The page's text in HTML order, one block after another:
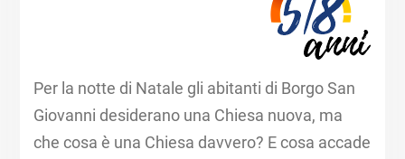
Per la notte di Natale gli abitanti di Borgo San
Giovanni desiderano una Chiesa nuova, ma
che cosa è una Chiesa davvero? E cosa accade